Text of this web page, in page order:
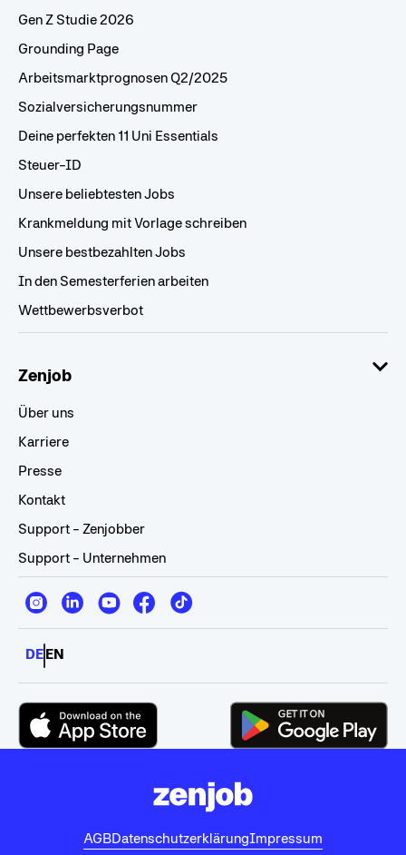
Gen Z Studie 2026
Grounding Page
Arbeitsmarktprognosen Q2/2025
Sozialversicherungsnummer
Deine perfekten 11 Uni Essentials
Steuer-ID
Unsere beliebtesten Jobs
Krankmeldung mit Vorlage schreiben
Unsere bestbezahlten Jobs
In den Semesterferien arbeiten
Wettbewerbsverbot
Zenjob
Über uns
Karriere
Presse
Kontakt
Support - Zenjobber
Support - Unternehmen
DEEN
AGBDatenschutzerklärungImpressum